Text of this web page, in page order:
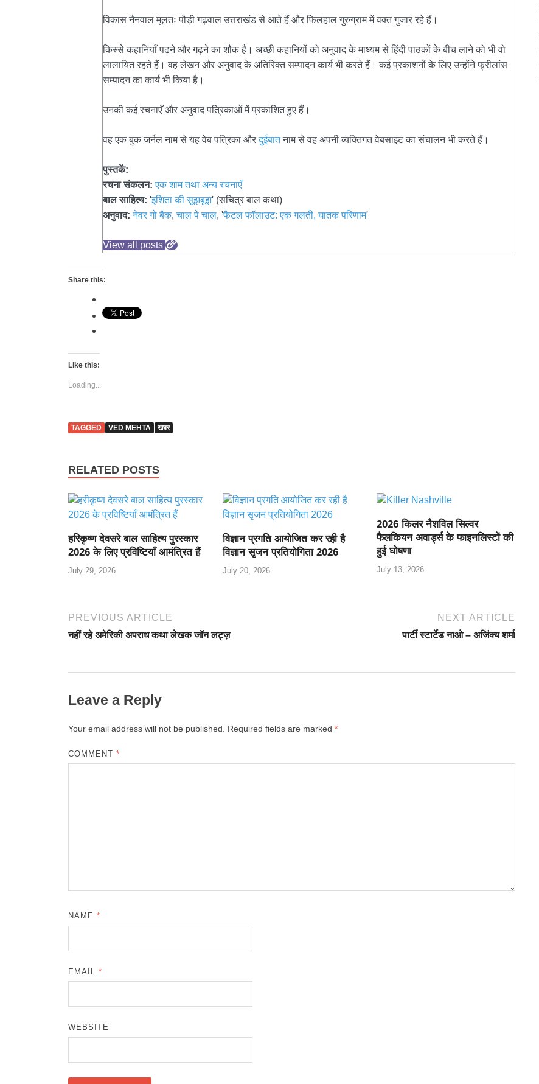
विकास नैनवाल मूलतः पौड़ी गढ़वाल उत्तराखंड से आते हैं और फिलहाल गुरुग्राम में वक्त गुजार रहे हैं।
किस्से कहानियाँ पढ़ने और गढ़ने का शौक है। अच्छी कहानियों को अनुवाद के माध्यम से हिंदी पाठकों के बीच लाने को भी वो
लालायित रहते हैं। वह लेखन और अनुवाद के अतिरिक्त सम्पादन कार्य भी करते हैं। कई प्रकाशनों के लिए उन्होंने फ्रीलांस
सम्पादन का कार्य भी किया है।
उनकी कई रचनाएँ और अनुवाद पत्रिकाओं में प्रकाशित हुए हैं।
वह एक बुक जर्नल नाम से यह वेब पत्रिका औरदुईबातनाम से वह अपनी व्यक्तिगत वेबसाइट का संचालन भी करते हैं।
पुस्तकें:
रचना संकलन: एक शाम तथा अन्य रचनाएँ
बाल साहित्य: 'इशिता की सूझबूझ' (सचित्र बाल कथा)
अनुवाद: नेवर गो बैक,चाल पे चाल, 'फैटल फॉलाउट: एक गलती, घातक परिणाम'
View all posts
Share this:
Like this:
Loading...
TAGGED VED MEHTA खबर
RELATED POSTS
हरिकृष्ण देवसरे बाल साहित्य पुरस्कार
2026 के लिए प्रविष्टियाँ आमंत्रित हैं
July 29, 2026
विज्ञान प्रगति आयोजित कर रही है
विज्ञान सृजन प्रतियोगिता 2026
July 20, 2026
2026 किलर नैशविल सिल्वर
फैलकियन अवार्ड्स के फाइनलिस्टों की
हुई घोषणा
July 13, 2026
PREVIOUS ARTICLE
नहीं रहे अमेरिकी अपराध कथा लेखक जॉन लट्ज़
NEXT ARTICLE
पार्टी स्टार्टेड नाओ – अजिंक्य शर्मा
Leave a Reply
Your email address will not be published. Required fields are marked *
COMMENT*
NAME*
EMAIL*
WEBSITE